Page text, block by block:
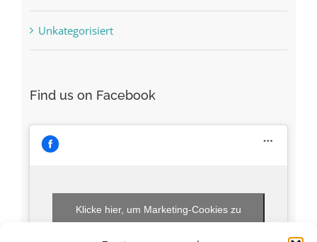
Unkategorisiert
Find us on Facebook
Klicke hier, um Marketing-Cookies zu
akzeptieren und diesen Inhalt zu aktivieren